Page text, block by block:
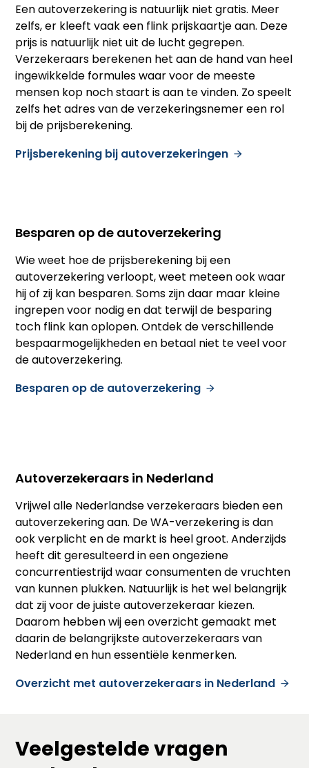
Een autoverzekering is natuurlijk niet gratis. Meer
zelfs, er kleeft vaak een flink prijskaartje aan. Deze
prijs is natuurlijk niet uit de lucht gegrepen.
Verzekeraars berekenen het aan de hand van heel
ingewikkelde formules waar voor de meeste
mensen kop noch staart is aan te vinden. Zo speelt
zelfs het adres van de verzekeringsnemer een rol
bij de prijsberekening.
Prijsberekening bij autoverzekeringen
Besparen op de autoverzekering
Wie weet hoe de prijsberekening bij een
autoverzekering verloopt, weet meteen ook waar
hij of zij kan besparen. Soms zijn daar maar kleine
ingrepen voor nodig en dat terwijl de besparing
toch flink kan oplopen. Ontdek de verschillende
bespaarmogelijkheden en betaal niet te veel voor
de autoverzekering.
Besparen op de autoverzekering
Autoverzekeraars in Nederland
Vrijwel alle Nederlandse verzekeraars bieden een
autoverzekering aan. De WA-verzekering is dan
ook verplicht en de markt is heel groot. Anderzijds
heeft dit geresulteerd in een ongeziene
concurrentiestrijd waar consumenten de vruchten
van kunnen plukken. Natuurlijk is het wel belangrijk
dat zij voor de juiste autoverzekeraar kiezen.
Daarom hebben wij een overzicht gemaakt met
daarin de belangrijkste autoverzekeraars van
Nederland en hun essentiële kenmerken.
Overzicht met autoverzekeraars in Nederland
Veelgestelde vragen